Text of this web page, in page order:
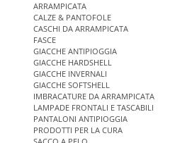
ARRAMPICATA
CALZE & PANTOFOLE
CASCHI DA ARRAMPICATA
FASCE
GIACCHE ANTIPIOGGIA
GIACCHE HARDSHELL
GIACCHE INVERNALI
GIACCHE SOFTSHELL
IMBRACATURE DA ARRAMPICATA
LAMPADE FRONTALI E TASCABILI
PANTALONI ANTIPIOGGIA
PRODOTTI PER LA CURA